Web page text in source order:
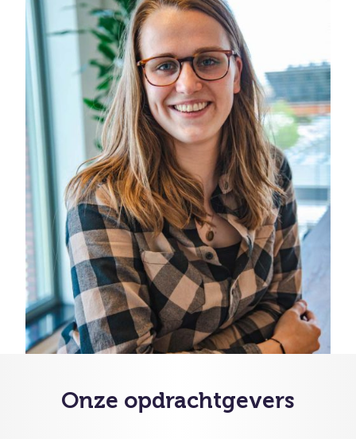
Onze opdrachtgevers